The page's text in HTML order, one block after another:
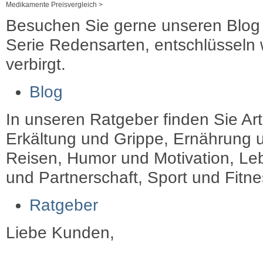
Medikamente Preisvergleich >
Besuchen Sie gerne unseren
Serie Redensarten, entschlüsseln
verbirgt.
Blog
In unseren Ratgeber finden Sie
Erkältung und Grippe, Ernährung
Reisen, Humor und Motivation,
und Partnerschaft, Sport und
Ratgeber
Liebe Kunden,